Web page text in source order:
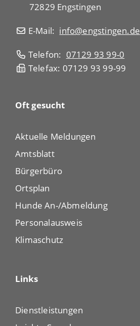
72829 Engstingen
E-Mail: info@engstingen.de
Telefon: 07129 93 99-0
Telefax: 07129 93 99-99
Oft gesucht
Aktuelle Meldungen
Amtsblatt
Bürgerbüro
Ortsplan
Hunde An-/Abmeldung
Personalausweis
Klimaschutz
Links
Dienstleistungen